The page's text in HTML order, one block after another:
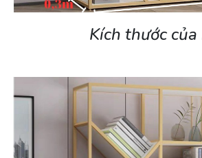
Kích thước của